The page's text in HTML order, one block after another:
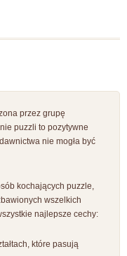
przez grupę
puzzli to pozytywne
nie mogła być
kochających puzzle,
wszelkich
najlepsze cechy:
które pasują